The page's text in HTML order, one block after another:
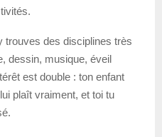
trouves des disciplines très
dessin, musique, éveil
est double : ton enfant
plaît vraiment, et toi tu